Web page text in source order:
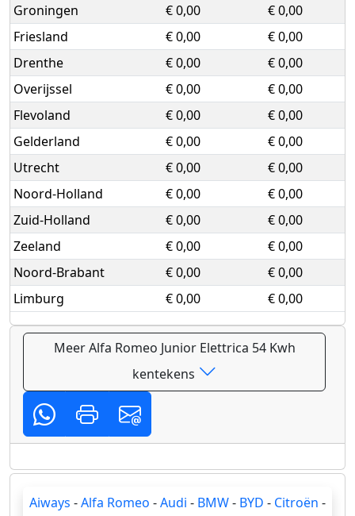
Groningen
€ 0,00
€ 0,00
Friesland
€ 0,00
€ 0,00
Drenthe
€ 0,00
€ 0,00
Overijssel
€ 0,00
€ 0,00
Flevoland
€ 0,00
€ 0,00
Gelderland
€ 0,00
€ 0,00
Utrecht
€ 0,00
€ 0,00
Noord-Holland
€ 0,00
€ 0,00
Zuid-Holland
€ 0,00
€ 0,00
Zeeland
€ 0,00
€ 0,00
Noord-Brabant
€ 0,00
€ 0,00
Limburg
€ 0,00 € 0,00
Meer Alfa Romeo Junior Elettrica 54 Kwh
kentekens
Aiways -Alfa Romeo -Audi - BMW- BYD - Citroën -